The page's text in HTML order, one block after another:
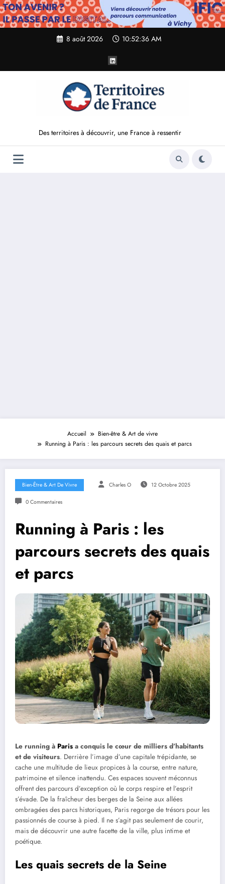
Aller
au
contenu
8 août 2026 10:52:38 AM
Des territoires à découvrir, une France à ressentir
Accueil
Bien-être & Art de vivre
Running à Paris : les parcours secrets des quais et parcs
Bien-Être & Art De Vivre Charles O 12 Octobre 2025
0 Commentaires
Running à Paris : les
parcours secrets des quais
et parcs
Le running à Paris a conquis le cœur de milliers d’habitants
et de visiteurs. Derrière l’image d’une capitale trépidante, se
cache une multitude de lieux propices à la course, entre nature,
patrimoine et silence inattendu. Ces espaces souvent méconnus
offrent des parcours d’exception où le corps respire et l’esprit
s’évade. De la fraîcheur des berges de la Seine aux allées
ombragées des parcs historiques, Paris regorge de trésors pour les
passionnés de course à pied. Il ne s’agit pas seulement de courir,
mais de découvrir une autre facette de la ville, plus intime et
poétique.
Les quais secrets de la Seine